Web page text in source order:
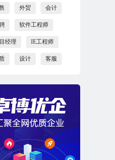
外贸 会计
软件工程师
经理 IE工程师
设计 客服